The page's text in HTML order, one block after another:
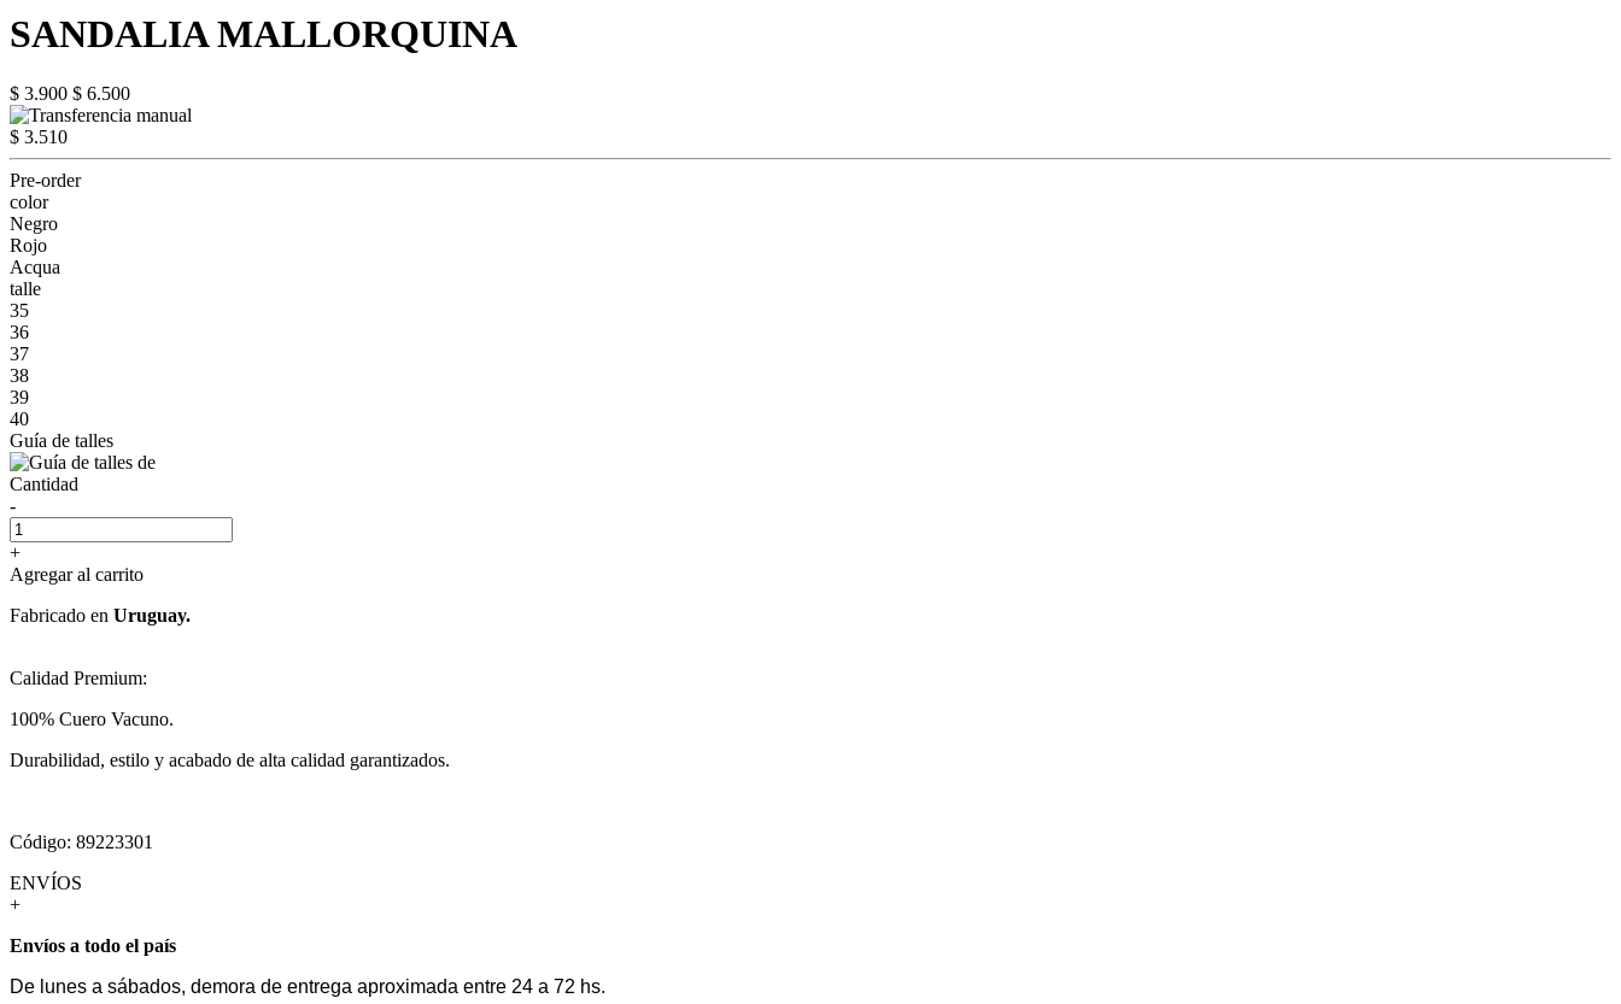
SANDALIA MALLORQUINA
$ 3.900 $ 6.500
$ 3.510
Pre-order
color
Negro
Rojo
Acqua
talle
35
36
37
38
39
40
Guía de talles
Cantidad
-
+
Agregar al carrito
Fabricado en Uruguay.
Calidad Premium:
100% Cuero Vacuno.
Durabilidad, estilo y acabado de alta calidad garantizados.
Código: 89223301
ENVÍOS
+
Envíos a todo el país
De lunes a sábados, demora de entrega aproximada entre 24 a 72 hs.